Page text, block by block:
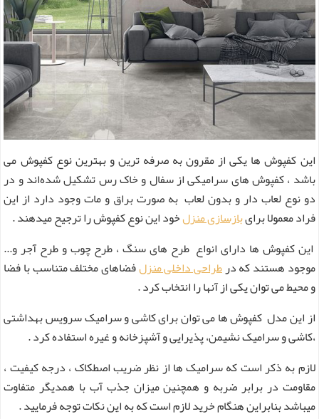
این کفپوش ها یکی از مقرون به صرفه ترین و بهترین نوع کفپوش می
باشد ، کفپوش ‌های سرامیکی از سفال و خاک رس تشکیل شده‌اند و در
دو نوع لعاب دار و بدون لعاب به صورت براق و مات وجود دارد از این
فراد معمولا برایبازسازی منزلخود این نوع کفپوش را ترجیح میدهند .
این کفپوش ها دارای انواع طرح های سنگ ، طرح چوب و طرح آجر و...
موجود هستند که درطراحی داخلی منزلفضاهای مختلف متناسب با فضا
و محیط می توان یکی از آنها را انتخاب کرد .
از این مدل کفپوش ها می ‌توان برای کاشی و سرامیک سرویس بهداشتی
،کاشی و سرامیک نشیمن، پذیرایی و آشپزخانه و غیره استفاده کرد .
لازم به ذکر است که سرامیک ها از نظر ضریب اصطکاک ، درجه کیفیت ،
مقاومت در برابر ضربه و همچنین میزان جذب آب با همدیگر متفاوت
میباشد بنابراین هنگام خرید لازم است که به این نکات توجه فرمایید .